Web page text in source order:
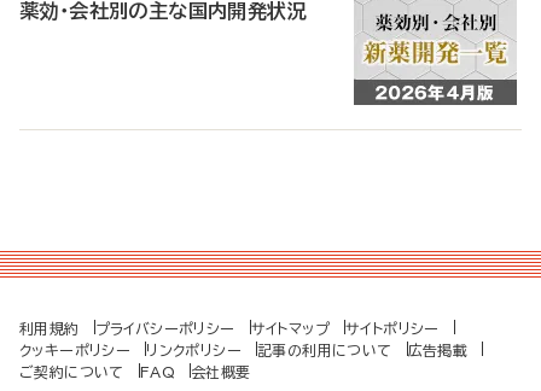
薬効・会社別の主な国内開発状況
利用規約 プライバシーポリシー サイトマップ
サイトポリシー
クッキーポリシー
リンクポリシー 記事の利用について
広告掲載
ご契約について
FAQ 会社概要